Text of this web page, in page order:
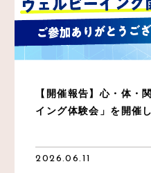
【開催報告】心・体・
イング体験会」を開催
2026.06.11